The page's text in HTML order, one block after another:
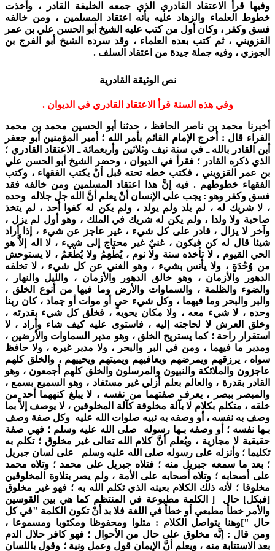
وفيها قرأ الاعتقاد القادري الذي جمعه الخليفة القادر ، وأخذت
خطوط العلماء والزهاد عليه بأنه اعتقاد المسلمين ، ومن خالفه
فسق وكفر ، وكان أول من كتب عليه الشيخ أبو الحسن علي بن عمر
القزويني ، ثم كتب بعده العلماء ، وقد سرده الشيخ أبو الفرج بن
الجوزي ، وفيه جملة جيدة من اعتقاد السلف .
نص الوثيقة القادرية
وفي هذه السنة قرأ الاعتقاد القادري في الديوان .
أخبرنا محمد بن ناصر الحافظ ، حدثنا أبو الحسين محمد بن محمد
الفراء قال : أخرج الإمام القائم بأمر الله ؛ أمير المؤمنين أبو جعفر
أبن القادر بالله ـ في سنة نيف وثلاثين وأربعمائة ـ الاعتقاد القادري ؛
الذي ذكره القادر ؛ فقرأ في الديوان ، وحضر الشيخ أبو الحسن علي
بن عمر القزويني ، فكتب خطه تحته قبل أنْ يكتب الفقهاء ، وكتب
الفقهاء خطوطهم . فيه إنَّ هذا اعتقاد المسلمين ومن خالفه فقد
فسق وكفر وهو : يجب على الإنسان أنْ يعلم أنَّ الله جل جلاله وحده
، لا شريك له ، لم يلد ولم يولد ، ولم يكن له كفوا أحد ، لم يتخذ
صاحبة ولا ولدا ، ولم يكن له شريك في الملك ، وهو أول لم يزل ،
وآخر لا يزال ، قادر على كل شيء ، غير عاجز عن شيء ، إذا أراد
شيئا قال له كن فيكون ، غنيٌ غير محتاج إلى شيء ، لا اله إلاَّ هو
الحي القيوم ، لا تأخذه سنة ولا نوم ، يُطْعِمُ ولا يُطْعَمُ ، لا يستوحش
من وُحْدَةٍ ، ولا يأنس بشيء ، وهو الغني عن كل شيء ، لا تخلفه
الدهور والأزمان ، وهو خالق الدهور والأزمان ، والليل والنهار ،
والضوء والظلمة ، والسماوات والأرض وما فيها من أنوع الخلق ،
والبر والبحر وما فيهما ، وكل شيء حيٍ أو موات أو جماد ، كان ربنا
وحده ، لا شيء معه ، ولا مكان يحويه ، فخلق كل شيء بقدرته ،
وخلق العرش لا لحاجته إليه ، فاستوى عليه كيف شاء وأراد ، لا
استقرار راحة ؛ كما يستريح الخلق ، وهو مدبر السماوات والأرضين ،
ومدبر ما فيهما ، ومن في البر والبحر ، ولا مدبر غيره ، ولا حافظ
سواه ، يرزقهم ويمرضهم ويعافيهم ويميتهم ويحييهم ، والخلق كلهم
عاجزون والملائكة والنبيون والمرسلون والخلق كلهم أجمعون ، وهو
القادر بقدرة ، والعالم بعلم أزلي غير مستفاد ، وهو السميع بسمع ،
والمبصر ببصر ، يعرف صفتهما من نفسه ، لا يبلغ كنههما أحد من
خلقه ، متكلم بكلام لا بآلة مخلوقة كآلة المخلوقين ، لا يوصف إلاَّ بما
وصف به نفسه ، أو وصفه به نبيه صلوات الله عليه وكل صفة وصف
بـها نفسه ؛ أو وصفه بـها رسوله صلى الله عليه وسلم ؛ فهي صفة
حقيقية لا مجازية ، ويُعلم أنَّ كلام الله تعالى غير مخلوق ؛ تكلم به
تكليما ؛ وأنزله على رسوله صلى الله عليه وسلم على لسان جبريل
؛ بعد ما سمعه جبريل منه ؛ فتلاه جبريل على محمد ؛ وتلاه محمد
على أصحابه ؛ وتلاه أصحابه على الأمة ، ولم يصر بتلاوة المخلوقين
مخلوقا ؛ لأنه ذلك الكلام بعينه الذي تكلم الله به ؛ فهو غير مخلوق
[فبكل] حال [ الكلمة مطبوعة في المنتظم كما هي بين القوسين
والأمر خطأ مطبعي أو خطأ في اللغة فلا بد أنْ تكون الكلمة "في كل
حال "]وهنا يتواصل الكلام : متلوا ومحفوظا ومكتوبا ومسموعا ،
ومن قال : إنَّه مخلوق على حال من الأحوال ؛ فهو كافر حلال الدم
بعد الاستتابة منه ، ويعلم أنَّ الإيمان قول وعمل ونية ؛ وقول باللسان